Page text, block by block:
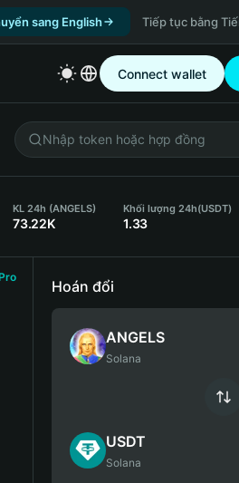
sang English Tiếp tục bằng
Connect wallet
KL 24h (ANGELS)
73.22K
Khối lượng 24h(USDT)
1.33
Pro
Hoán đổi
ANGELS
Solana
USDT
Solana